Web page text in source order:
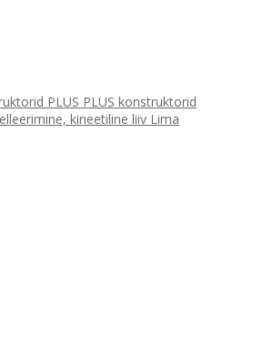
PLUS PLUS konstruktorid
kineetiline liiv Lima